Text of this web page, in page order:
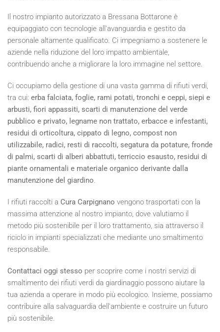
Il nostro impianto autorizzato a Bressana Bottarone è
equipaggiato con tecnologie all'avanguardia e gestito da
personale altamente qualificato. Ci impegniamo a sostenere le
aziende nella riduzione del loro impatto ambientale,
contribuendo anche a migliorare la loro immagine nel settore.
Ci occupiamo della gestione di una vasta gamma di rifiuti verdi,
tra cui: erba falciata, foglie, rami potati, tronchi e ceppi, siepi e
arbusti, fiori appassiti, scarti di manutenzione del verde
pubblico e privato, legname non trattato, erbacce e infestanti,
residui di orticoltura, cippato di legno, compost non
utilizzabile, radici, resti di raccolti, segatura da potature, fronde
di palmi, scarti di alberi abbattuti, terriccio esausto, residui di
piante ornamentali e materiale organico derivante dalla
manutenzione del giardino.
I rifiuti raccolti a Cura Carpignano vengono trasportati con la
massima attenzione al nostro impianto, dove valutiamo il
metodo più sostenibile per il loro trattamento, sia attraverso il
riciclo in impianti specializzati che mediante uno smaltimento
responsabile.
Contattaci oggi stesso per scoprire come i nostri servizi di
smaltimento dei rifiuti verdi da giardinaggio possono aiutare la
tua azienda a operare in modo più ecologico. Insieme, possiamo
contribuire alla salvaguardia dell'ambiente e costruire un futuro
più sostenibile.